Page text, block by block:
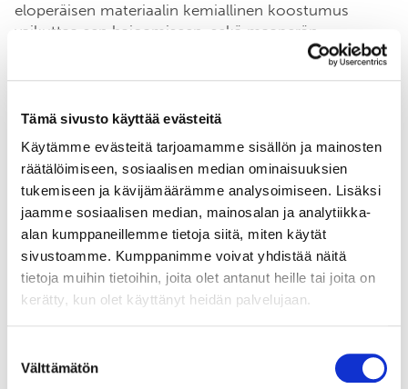
Tämä sivusto käyttää evästeitä
Käytämme evästeitä tarjoamamme sisällön ja mainosten
räätälöimiseen, sosiaalisen median ominaisuuksien
tukemiseen ja kävijämäärämme analysoimiseen. Lisäksi
jaamme sosiaalisen median, mainosalan ja analytiikka-
alan kumppaneillemme tietoja siitä, miten käytät
sivustoamme. Kumppanimme voivat yhdistää näitä
tietoja muihin tietoihin, joita olet antanut heille tai joita on
kerätty, kun olet käyttänyt heidän palvelujaan.
valinta
Välttämätön
eloperäisen materiaalin kemiallinen koostumus
vaikuttaa sen hajoamiseen, sekä maaperän
mikrobiyhteisön rakenteeseen. Tarkastelussa oli
mukana erilaisia lannoitteita ja maanparannusaineita,
käsittelemättömänä että käsiteltynä, yhdyskuntien
metsäteollisuuden sivutuotteita sekä biohiiltä.
Tulosten mukaan materiaalin kemiallinen koostumus
oli vahvasti yhteydessä sen hajoamiseen. Tuore
kasviaines hajosi nopeimmin, ja kasvien juuret
maanpäällistä kasvibiomassaa hitaammin.
Materiaalin käsittely hidasti sen hajoamista.
Maaperän hiilimalli Yasso07 kykeni ennustamaan
myös maan mikrobiyhteisön rakenteeseen. Kaikkien